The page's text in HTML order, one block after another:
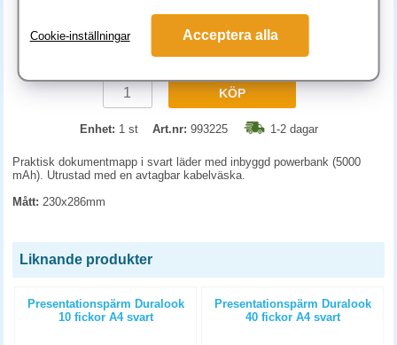
498.80 kr (inkl. moms)
KÖP
Enhet: 1 st Art.nr: 993225 1-2 dagar
Praktisk dokumentmapp i svart läder med inbyggd powerbank (5000
mAh). Utrustad med en avtagbar kabelväska.
Mått: 230x286mm
Liknande produkter
Presentationspärm Duralook
10 fickor A4 svart
Presentationspärm Duralook
40 fickor A4 svart
Cookie-inställningar Acceptera alla